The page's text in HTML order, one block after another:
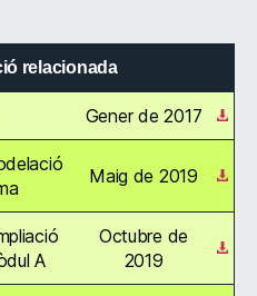
relacionada
Gener de 2017
Maig de 2019
A
Octubre de
2019